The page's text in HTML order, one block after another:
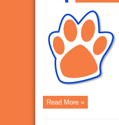
Read More »